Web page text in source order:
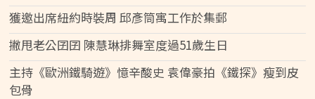
獲邀出席紐約時裝周 邱彥筒寓工作於集郵
撇甩老公囝囝 陳慧琳排舞室度過51歲生日
主持《歐洲鐵騎遊》憶辛酸史 袁偉豪拍《鐵探》瘦到皮
包骨